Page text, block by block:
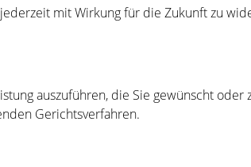
mit Wirkung für die Zukunft zu
auszuführen, die Sie gewünscht
Gerichtsverfahren.